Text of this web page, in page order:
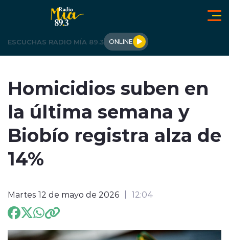
ESCUCHAS RADIO MÍA 89.3 ONLINE
DEPORTES
INTERNACIONAL
Homicidios suben en
la última semana y
Biobío registra alza de
14%
Martes 12 de mayo de 2026 12:04